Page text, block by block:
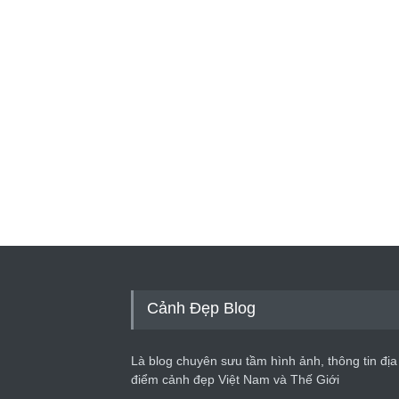
Cảnh Đẹp Blog
Là blog chuyên sưu tầm hình ảnh, thông tin địa
điểm cảnh đẹp Việt Nam và Thế Giới